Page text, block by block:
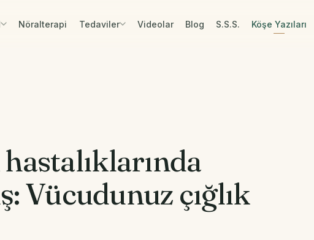
Nöralterapi Tedaviler Videolar Blog S.S.S. Köşe Yazıları
Vücudunuz çığlık